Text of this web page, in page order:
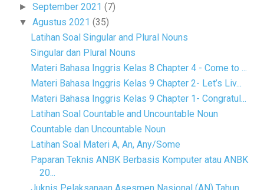
►September 2021(7)
▼Agustus 2021(35)
Latihan Soal Singular and Plural Nouns
Singular dan Plural Nouns
Materi Bahasa Inggris Kelas 8 Chapter 4 - Come to ...
Materi Bahasa Inggris Kelas 9 Chapter 2- Let’s Liv...
Materi Bahasa Inggris Kelas 9 Chapter 1- Congratul...
Latihan Soal Countable and Uncountable Noun
Countable dan Uncountable Noun
Latihan Soal Materi A, An, Any/Some
Paparan Teknis ANBK Berbasis Komputer atau ANBK
20...
Juknis Pelaksanaan Asesmen Nasional (AN) Tahun